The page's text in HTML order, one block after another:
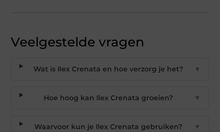
Veelgestelde vragen
Wat is Ilex Crenata en hoe verzorg je het? ▼
Hoe hoog kan Ilex Crenata groeien? ▼
Waarvoor kun je Ilex Crenata gebruiken? ▼